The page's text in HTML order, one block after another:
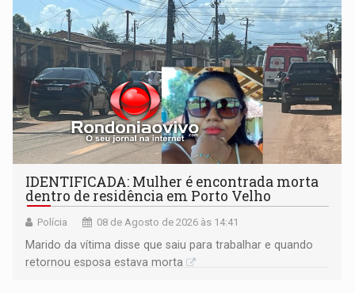
IDENTIFICADA: Mulher é encontrada morta
dentro de residência em Porto Velho
Polícia 08 de Agosto de 2026 às 14:41
Marido da vítima disse que saiu para trabalhar e quando
retornou esposa estava morta